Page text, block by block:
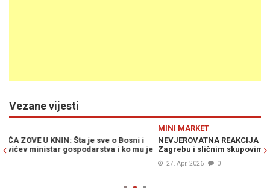
Vezane vijesti
NEVJEROVATNA REAKCIJA KONAKOVIĆEVE STRANKE: "Skupu u
Zagrebu i sličnim skupovima daje se prevelik značaj..."